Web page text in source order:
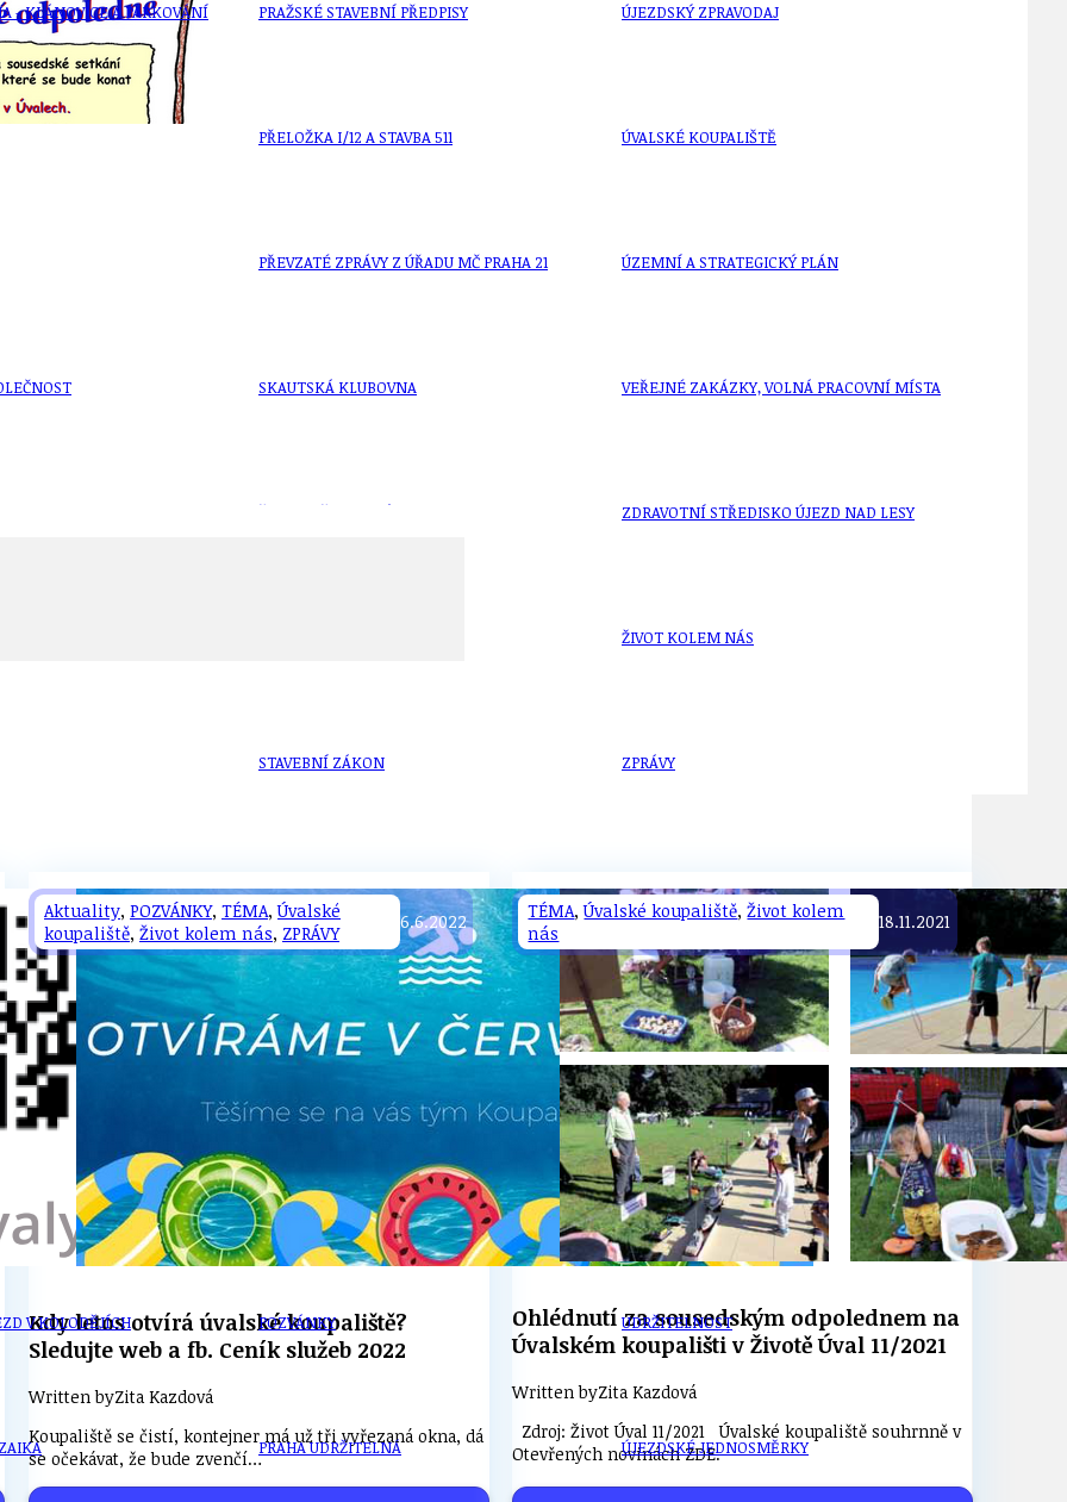
- KLÁNOVICE A PARKOVÁNÍ PRAŽSKÉ STAVEBNÍ PŘEDPISY
PŘELOŽKA I/12 A STAVBA 511
PŘEVZATÉ ZPRÁVY Z ÚŘADU MČ PRAHA 21
SKAUTSKÁ KLUBOVNA
ŠKOLY A ŠKOLSTVÍ
STAVEBNÍ ZÁKON
ÚJEZDSKÝ ZPRAVODAJ
ÚVALSKÉ KOUPALIŠTĚ
ÚZEMNÍ A STRATEGICKÝ PLÁN
VEŘEJNÉ ZAKÁZKY, VOLNÁ PRACOVNÍ MÍSTA
ZDRAVOTNÍ STŘEDISKO ÚJEZD NAD LESY
ŽIVOT KOLEM NÁS
ZPRÁVY
V KOLODĚJÍCH
PETICE, VÝZVY, HLASOVÁNÍ, SOUTĚŽE
POLITIKA
POZVÁNKY
PRAHA UDRŽITELNÁ
TÉMA
TÉMATA SPÍCÍ
UDRŽITELNOST
ÚJEZDSKÉ JEDNOSMĚRKY
Kdy letos otvírá úvalské koupaliště?
Sledujte web a fb. Ceník služeb 2022
Written byZita Kazdová
Koupaliště se čistí, kontejner má už tři vyřezaná okna, dá
se očekávat, že bude zvenčí…
Aktuality,POZVÁNKY,TÉMA,Úvalské
koupaliště,Život kolem nás, ZPRÁVY 6.6.2022
Ohlédnutí za sousedským odpolednem na
Úvalském koupališti v Životě Úval 11/2021
Written byZita Kazdová
Zdroj: Život Úval 11/2021 Úvalské koupaliště souhrnně v
Otevřených novinách ZDE.
TÉMA,Úvalské koupaliště,Život kolem
nás
18.11.2021